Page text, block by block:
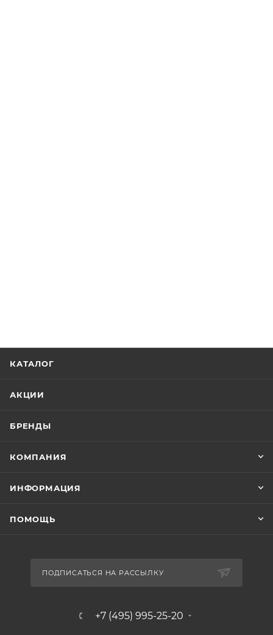
КАТАЛОГ
АКЦИИ
БРЕНДЫ
КОМПАНИЯ
ИНФОРМАЦИЯ
ПОМОЩЬ
ПОДПИСАТЬСЯ НА РАССЫЛКУ
+7 (495) 995-25-20​